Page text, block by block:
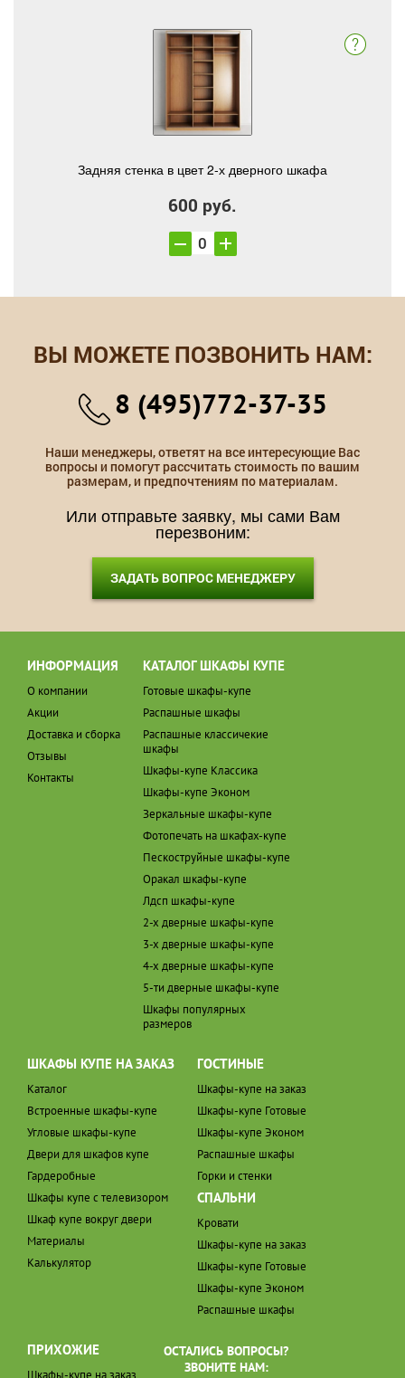
Задняя стенка в цвет 2-х дверного шкафа
600 руб.
ВЫ МОЖЕТЕ ПОЗВОНИТЬ НАМ:
8 (495)772-37-35
Наши менеджеры, ответят на все интересующие Вас
вопросы и помогут рассчитать стоимость по вашим
размерам, и предпочтениям по материалам.
Или отправьте заявку, мы сами Вам
перезвоним:
ЗАДАТЬ ВОПРОС МЕНЕДЖЕРУ
ИНФОРМАЦИЯ
О компании
Акции
Доставка и сборка
Отзывы
Контакты
КАТАЛОГ ШКАФЫ КУПЕ
Готовые шкафы-купе
Распашные шкафы
Распашные классичекие
шкафы
Шкафы-купе Классика
Шкафы-купе Эконом
Зеркальные шкафы-купе
Фотопечать на шкафах-купе
Пескоструйные шкафы-купе
Оракал шкафы-купе
Лдсп шкафы-купе
2-х дверные шкафы-купе
3-х дверные шкафы-купе
4-х дверные шкафы-купе
5-ти дверные шкафы-купе
Шкафы популярных
размеров
ШКАФЫ КУПЕ НА ЗАКАЗ
Каталог
Встроенные шкафы-купе
Угловые шкафы-купе
Двери для шкафов купе
Гардеробные
Шкафы купе с телевизором
Шкаф купе вокруг двери
Материалы
Калькулятор
ГОСТИНЫЕ
Шкафы-купе на заказ
Шкафы-купе Готовые
Шкафы-купе Эконом
Распашные шкафы
Горки и стенки
СПАЛЬНИ
Кровати
Шкафы-купе на заказ
Шкафы-купе Готовые
Шкафы-купе Эконом
Распашные шкафы
ПРИХОЖИЕ
Шкафы-купе на заказ
ОСТАЛИСЬ ВОПРОСЫ?
ЗВОНИТЕ НАМ: